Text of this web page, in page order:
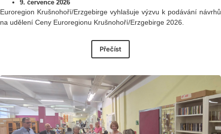
9. července 2026
Euroregion Krušnohoří/Erzgebirge vyhlašuje výzvu k podávání návrhů
na udělení Ceny Euroregionu Krušnohoří/Erzgebirge 2026.
Přečíst